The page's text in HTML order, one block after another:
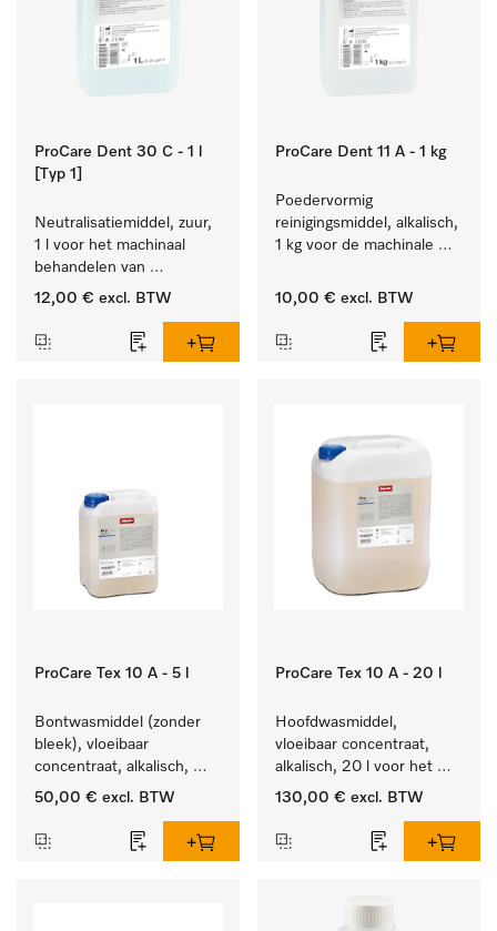
ProCare Dent 30 C - 1 l
[Typ 1]
Neutralisatiemiddel, zuur,
1 l voor het machinaal
behandelen van
tandheelkundige- en
12,00 € excl. BTW
ProCare Dent 11 A - 1 kg
Poedervormig
reinigingsmiddel, alkalisch,
1 kg voor de machinale
tandheelkundige
10,00 € excl. BTW
ProCare Tex 10 A - 5 l
Bontwasmiddel (zonder
bleek), vloeibaar
concentraat, alkalisch,
5 l voor het reinigen van
kleurechte bonte was.
50,00 € excl. BTW
ProCare Tex 10 A - 20 l
Hoofdwasmiddel,
vloeibaar concentraat,
alkalisch, 20 l voor het
reinigen van wit wasgoed
130,00 € excl. BTW